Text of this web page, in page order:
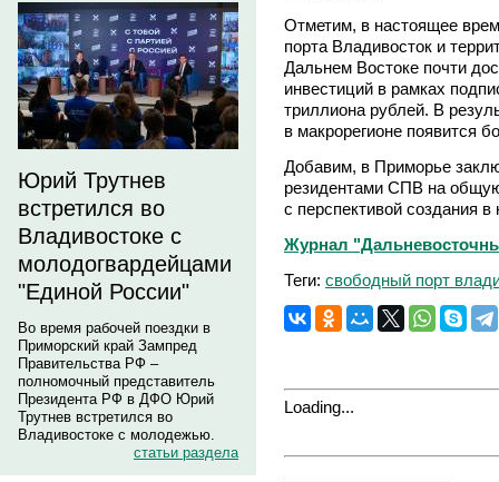
Юрий Трутнев
встретился во
Владивостоке с
молодогвардейцами
"Единой России"
Во время рабочей поездки в
Приморский край Зампред
Правительства РФ –
полномочный представитель
Президента РФ в ДФО Юрий
Трутнев встретился во
Владивостоке с молодежью.
статьи раздела
Отметим, в настоящее
порта Владивосток и
Дальнем Востоке почти
инвестиций в рамках
триллиона рублей. В
в макрорегионе появится
Добавим, в Приморье
резидентами СПВ на
с перспективой создания
Журнал
Теги: свободный порт
Loading...